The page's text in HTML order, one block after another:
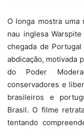
O longa mostra
nau inglesa
chegada de
abdicação, motivada
do Poder
conservadores e
brasileiros e
Brasil. O filme
tentando